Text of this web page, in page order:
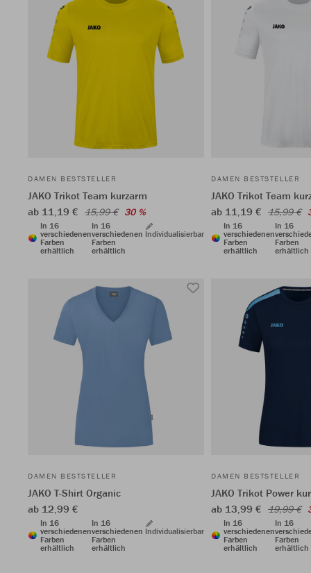
DAMEN BESTSTELLER
JAKO Trikot Team kurzarm
ab 11,19 € 15,99 € 30 %
In 16
verschiedenen
Farben
erhältlich
In 16
verschiedenen
Farben
erhältlich
Individualisierbar
DAMEN BESTSTELLER
JAKO Trikot Team
ab 11,19 € 15,99 €
In 16
verschiedenen
Farben
erhältlich
In 16
Farben
erhältlich
DAMEN BESTSTELLER
JAKO T-Shirt Organic
ab 12,99 €
In 16
verschiedenen
Farben
erhältlich
In 16
verschiedenen
Farben
erhältlich
Individualisierbar
DAMEN BESTSTELLER
JAKO Trikot Power
ab 13,99 € 19,99 €
In 16
verschiedenen
Farben
erhältlich
In 16
Farben
erhältlich